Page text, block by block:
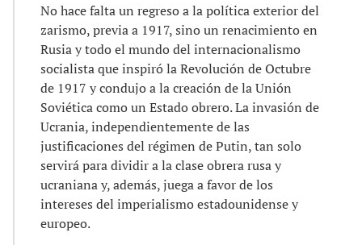
No hace falta un regreso a la política exterior del
zarismo, previa a 1917, sino un renacimiento en
Rusia y todo el mundo del internacionalismo
socialista que inspiró la Revolución de Octubre
de 1917 y condujo a la creación de la Unión
Soviética como un Estado obrero. La invasión de
Ucrania, independientemente de las
justificaciones del régimen de Putin, tan solo
servirá para dividir a la clase obrera rusa y
ucraniana y, además, juega a favor de los
intereses del imperialismo estadounidense y
europeo.